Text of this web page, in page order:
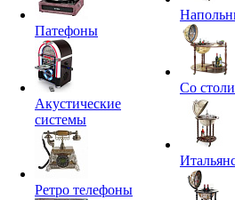
Патефоны
Акустические
системы
Ретро телефоны
Со